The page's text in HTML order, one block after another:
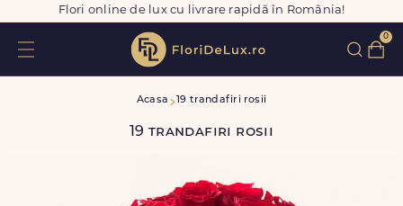
Flori online de lux cu livrare rapidă în România!
0
Acasa 19 trandafiri rosii
19 trandafiri rosii